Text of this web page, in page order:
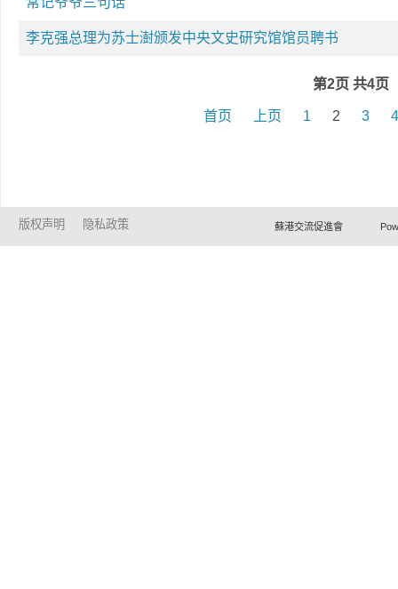
李克强总理为苏士澍颁发中央文史研究馆馆员聘书
第2页 共4页
首页 上页 1 2 3 4
版权声明 隐私政策 蘇港交流促進會